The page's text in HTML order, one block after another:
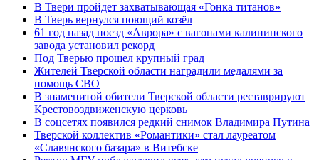
В Твери пройдет захватывающая «Гонка титанов»
В Тверь вернулся поющий козёл
61 год назад поезд «Аврора» с вагонами калининского
завода установил рекорд
Под Тверью прошел крупный град
Жителей Тверской области наградили медалями за
помощь СВО
В знаменитой обители Тверской области реставрируют
Крестовоздвиженскую церковь
В соцсетях появился редкий снимок Владимира Путина
Тверской коллектив «Романтики» стал лауреатом
«Славянского базара» в Витебске